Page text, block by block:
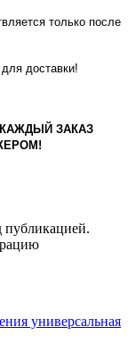
только после
доставки!
ЗАКАЗ
публикацией.